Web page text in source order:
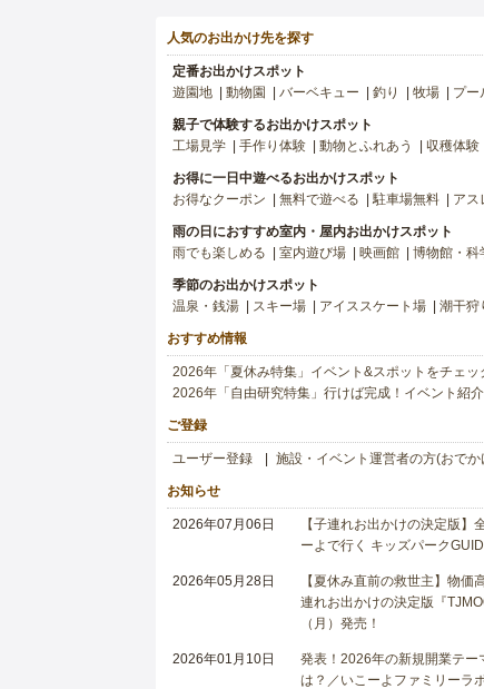
人気のお出かけ先を探す
定番お出かけスポット
遊園地
動物園 バーベキュー 釣り 牧場 プー
親子で体験するお出かけスポット
工場見学
手作り体験 動物とふれあう 収穫体験
お得に一日中遊べるお出かけスポット
お得なクーポン
無料で遊べる 駐車場無料 アス
雨の日におすすめ室内・屋内お出かけスポット
雨でも楽しめる
室内遊び場 映画館 博物館・科
季節のお出かけスポット
温泉・銭湯
スキー場 アイススケート場 潮干狩
おすすめ情報
2026年「夏休み特集」イベント&スポットをチェッ
2026年「自由研究特集」行けば完成！イベント紹介
ご登録
ユーザー登録 施設・イベント運営者の方(おで
お知らせ
2026年07月06日
【子連れお出かけの決定版
ーよで行く キッズパーク
2026年05月28日
【夏休み直前の救世主】物価
連れお出かけの決定版『
（月）発売！
2026年01月10日
発表！2026年の新規開業テ
は？／いこーよファミリーラ